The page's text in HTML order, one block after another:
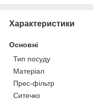
Характеристики
Основні
Тип посуду
Матеріал
Прес-фільтр
Ситечко